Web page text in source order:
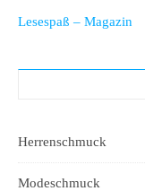
Lesespaß – Magazin
Herrenschmuck
Modeschmuck